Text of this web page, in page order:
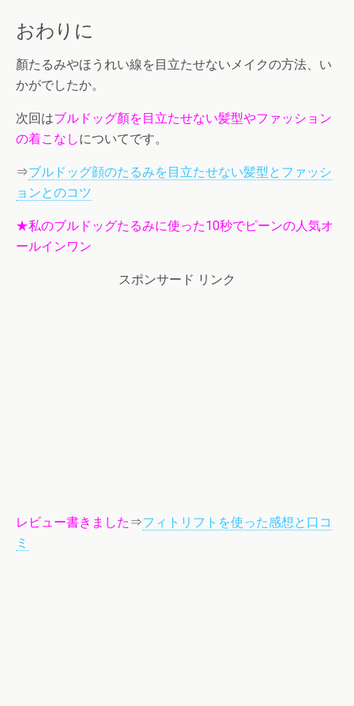
おわりに
顏たるみやほうれい線を目立たせないメイクの方法、い
かがでしたか。
次回はブルドッグ顏を目立たせない髪型やファッション
の着こなしについてです。
⇒ブルドッグ顔のたるみを目立たせない髪型とファッシ
ョンとのコツ
★私のブルドッグたるみに使った10秒でピーンの人気オ
ールインワン
スポンサード リンク
レビュー書きました ⇒フィトリフトを使った感想と口コ
ミ